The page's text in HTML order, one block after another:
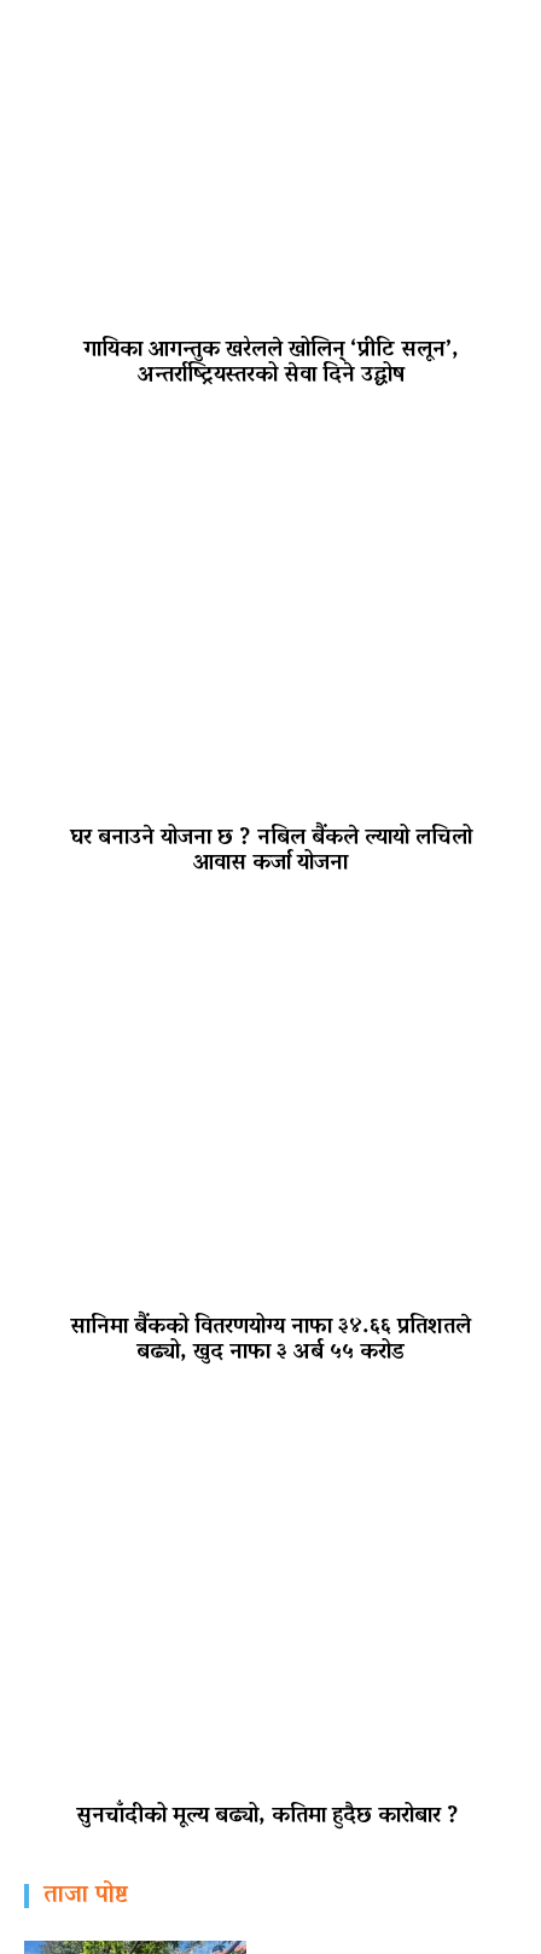
गायिका आगन्तुक खरेलले खोलिन् ‘प्रीटि सलून’,
अन्तर्राष्ट्रियस्तरको सेवा दिने उद्घोष
घर बनाउने योजना छ ? नबिल बैंकले ल्यायो लचिलो
आवास कर्जा योजना
सानिमा बैंकको वितरणयोग्य नाफा ३४.६६ प्रतिशतले
बढ्यो, खुद नाफा ३ अर्ब ५५ करोड
सुनचाँदीको मूल्य बढ्यो, कतिमा हुदैछ कारोबार ?
ताजा पोष्ट